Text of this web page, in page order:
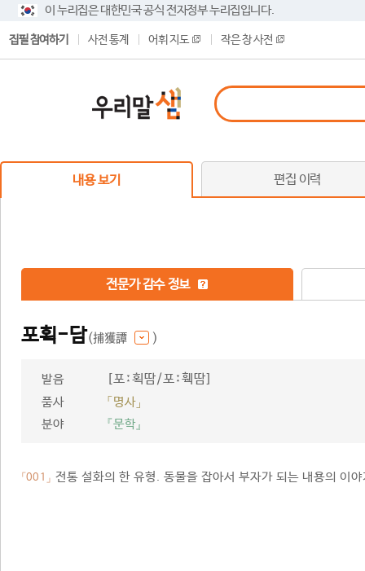
이 누리집은 대한민국 공식 전자정부 누리집입니다.
집필 참여하기 사전 통계 어휘 지도 작은 창 사전
내용 보기 편집 이력
전문가 감수 정보
포획-담(捕獲譚 )
발음 [포ː획땀/포ː훽땀]
품사
「명사」
분야
『문학』
「001」 전통 설화의 한 유형. 동물을 잡아서 부자가 되는 내용의 이